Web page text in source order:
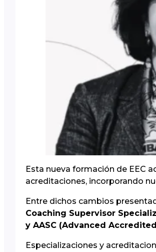
Esta nueva formación de EEC
acreditaciones, incorporando
Entre dichos cambios
Coaching Supervisor
y AASC (Advanced
Especializaciones y